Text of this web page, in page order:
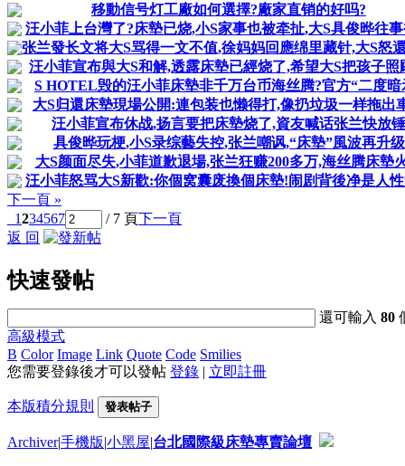
移動信号灯工廠如何選擇?廠家直销的好吗?
汪小菲上台灣了?床墊已烧,小S家事也被牵扯,大S具俊晔往
张兰發长文将大S骂得一文不值,徐妈妈回應绵里藏针,大S怒
汪小菲宣布與大S和解,透露床墊已經烧了,希望大S把孩子照
S HOTEL毁的汪小菲床墊非千万台币海丝腾?官方“二度暗
大S归還床墊現場公開:連包装也懒得打,像扔垃圾一样拖出
汪小菲宣布休战,扬言要把床墊烧了,資友喊话张兰快放锤
具俊晔玩梗,小S录综藝失控,张兰嘲讽,“床墊”風波再升级
大S颜面尽失,小菲道歉退場,张兰狂赚200多万,海丝腾床墊
汪小菲怒骂大S新歡:你個窝囊废換個床墊!闹剧背後净是人
下一頁 »
1234567 / 7 頁下一頁
返 回
快速發帖
還可輸入80
高級模式
B Color Image Link Quote Code Smilies
您需要登錄後才可以發帖 登錄 | 立即註冊
本版積分規則 發表帖子
Archiver|手機版|小黑屋|台北國際級床墊專賣論壇